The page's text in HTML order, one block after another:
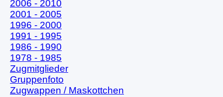
2006 - 2010
2001 - 2005
1996 - 2000
1991 - 1995
1986 - 1990
1978 - 1985
Zugmitglieder
Gruppenfoto
Zugwappen / Maskottchen